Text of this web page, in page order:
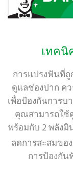
เทคนิ
การแปรงฟันที่ถู
ดูแลช่องปาก ค
เพื่อป้องกันการบ
คุณสามารถใช้
พร้อมกับ 2 พลัง
ลดการสะสมขอ
การป้องกั